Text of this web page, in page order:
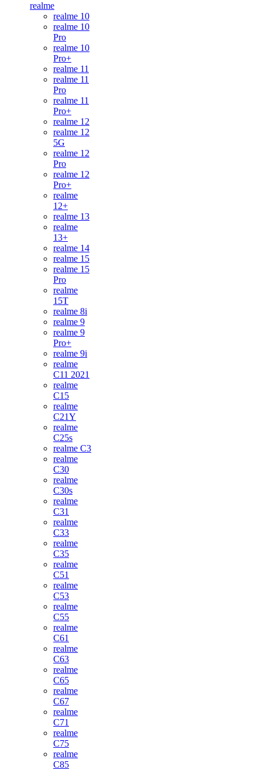
realme
realme 10
realme 10
Pro
realme 10
Pro+
realme 11
realme 11
Pro
realme 11
Pro+
realme 12
realme 12
5G
realme 12
Pro
realme 12
Pro+
realme
12+
realme 13
realme
13+
realme 14
realme 15
realme 15
Pro
realme
15T
realme 8i
realme 9
realme 9
Pro+
realme 9i
realme
C11 2021
realme
C15
realme
C21Y
realme
C25s
realme C3
realme
C30
realme
C30s
realme
C31
realme
C33
realme
C35
realme
C51
realme
C53
realme
C55
realme
C61
realme
C63
realme
C65
realme
C67
realme
C71
realme
C75
realme
C85